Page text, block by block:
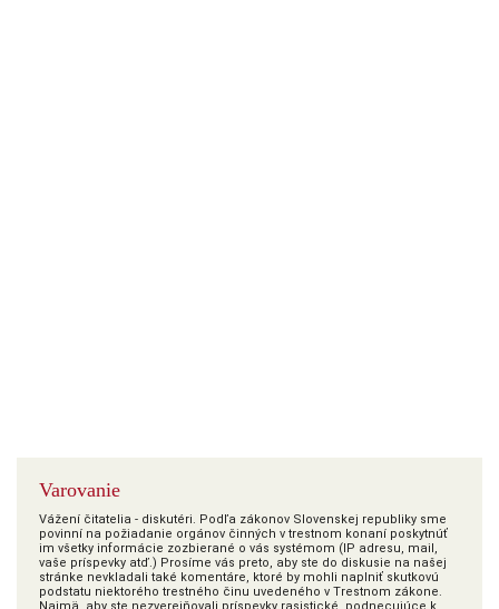
Varovanie
Vážení čitatelia - diskutéri. Podľa zákonov Slovenskej republiky sme
povinní na požiadanie orgánov činných v trestnom konaní poskytnúť
im všetky informácie zozbierané o vás systémom (IP adresu, mail,
vaše príspevky atď.) Prosíme vás preto, aby ste do diskusie na našej
stránke nevkladali také komentáre, ktoré by mohli naplniť skutkovú
podstatu niektorého trestného činu uvedeného v Trestnom zákone.